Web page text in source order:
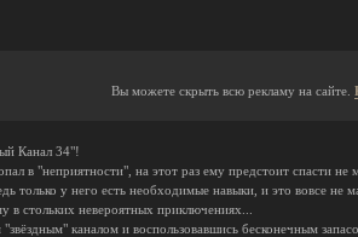
Вы можете скрыть всю рекламу на сайте.
Канал 34"!
в "неприятности", на этот раз ему предстоит спасти не
у него есть необходимые навыки, и это вовсе не
в стольких невероятных приключениях...
каналом и воспользовавшись бесконечным